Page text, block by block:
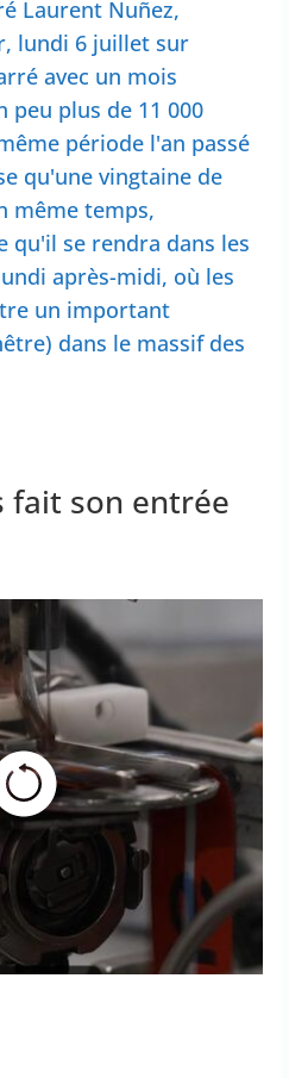
Laurent Nuñez,
lundi 6 juillet sur
avec un mois
peu plus de 11 000
période l'an passé
qu'une vingtaine de
même temps,
qu'il se rendra dans les
après-midi, où les
un important
dans le massif des
fait son entrée